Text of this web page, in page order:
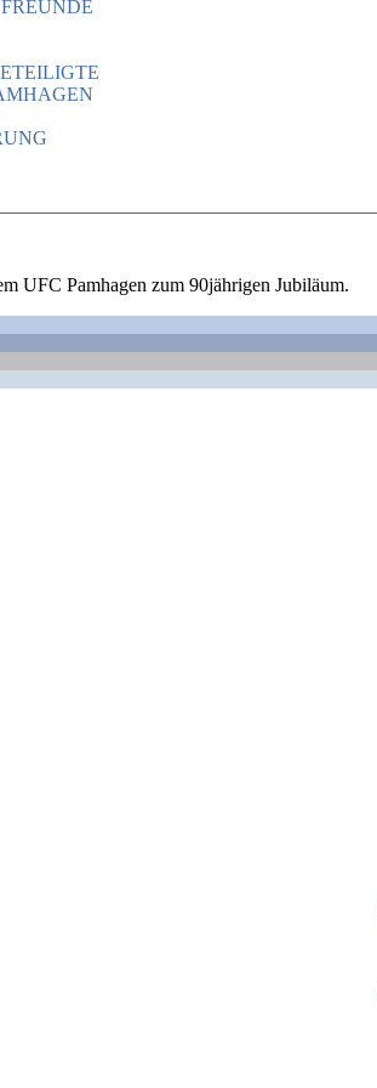
UFC Pamhagen zum 90jährigen Jubiläum.